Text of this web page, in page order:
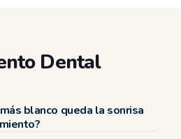
Dental
blanco queda la sonrisa